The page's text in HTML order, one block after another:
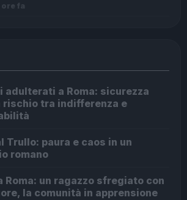
ore fa
adulterati a Roma: sicurezza
rischio tra indifferenza e
Trullo: paura e caos in un
romano
Roma: un ragazzo sfregiato con
la comunità in apprensione